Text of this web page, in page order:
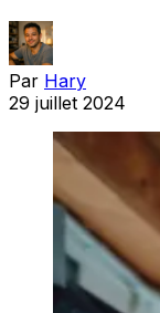
Par Hary
29 juillet 2024